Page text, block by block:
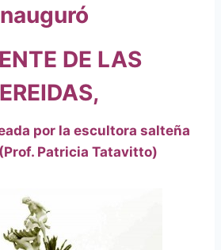
DE LAS
,
por la escultora salteña
Patricia Tatavitto)